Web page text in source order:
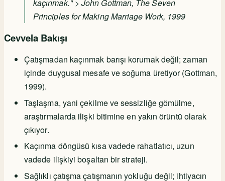
kaçınmak." > John Gottman, The Seven
Principles for Making Marriage Work, 1999
Cevvela Bakışı
Çatışmadan kaçınmak barışı korumak değil; zaman
içinde duygusal mesafe ve soğuma üretiyor (Gottman,
1999).
Taşlaşma, yani çekilme ve sessizliğe gömülme,
araştırmalarda ilişki bitimine en yakın örüntü olarak
çıkıyor.
Kaçınma döngüsü kısa vadede rahatlatıcı, uzun
vadede ilişkiyi boşaltan bir strateji.
Sağlıklı çatışma çatışmanın yokluğu değil; ihtiyacın